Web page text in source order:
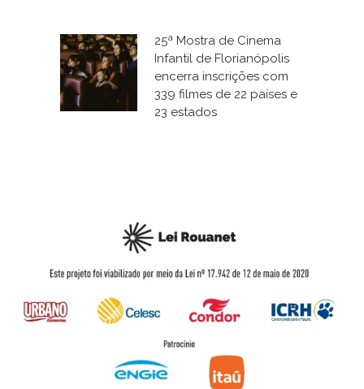
25ª Mostra de Cinema
Infantil de Florianópolis
encerra inscrições com
339 filmes de 22 países e
23 estados